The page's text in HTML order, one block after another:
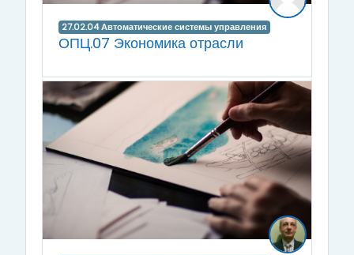
27.02.04 Автоматические системы управления
ОПЦ.07 Экономика отрасли